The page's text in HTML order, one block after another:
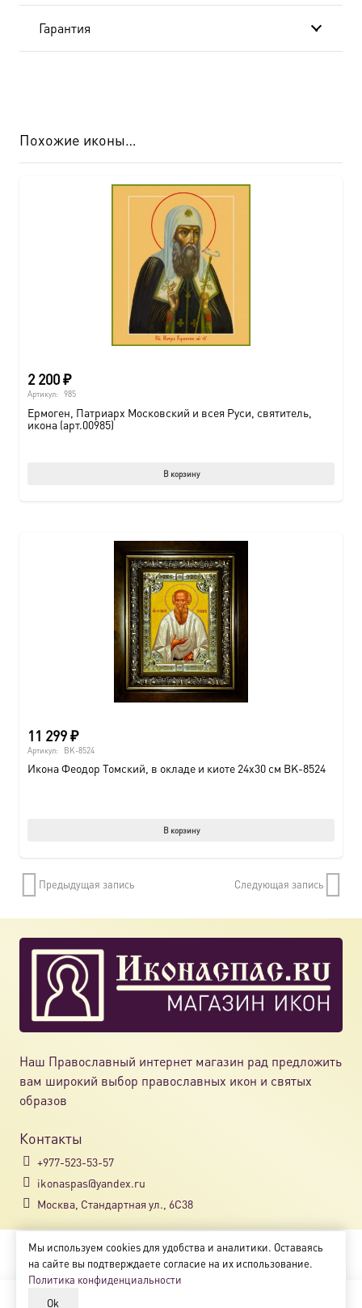
Гарантия
Похожие иконы…
2 200₽
Артикул: 985
Ермоген, Патриарх Московский и всея Руси, святитель,
икона (арт.00985)
В корзину
11 299₽
Артикул: BK-8524
Икона Феодор Томский, в окладе и киоте 24х30 см BK-8524
В корзину
Предыдущая запись Следующая запись
Наш Православный интернет магазин рад предложить
вам широкий выбор православных икон и святых
образов
Контакты
+977-523-53-57
ikonaspas@yandex.ru
Москва, Стандартная ул., 6С38
Copyright © 2018-2025
Магазин православных икон «ikonaspas.ru»
Мы используем cookies для удобства и аналитики. Оставаясь
на сайте вы подтверждаете согласие на их использование.
Политика конфиденциальности
Ok